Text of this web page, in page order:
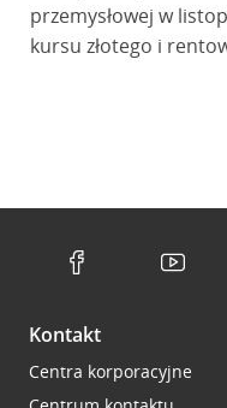
przemysłowej w
kursu złotego i
Kontakt
Centra korporacyjne